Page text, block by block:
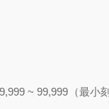
~ 99,999（最小